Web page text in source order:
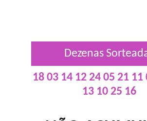
Dezenas
18 03 14 12 24 05 21 11
13 10 25 16